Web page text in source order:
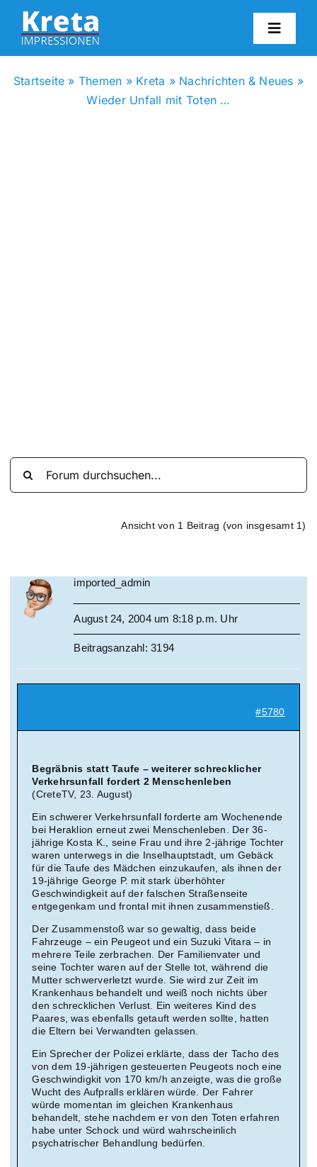
Zum
Inhalt
springen
Startseite » Themen » Kreta » Nachrichten & Neues »
Wieder Unfall mit Toten …
Ansicht von 1 Beitrag (von insgesamt 1)
imported_admin
August 24, 2004 um 8:18 p.m. Uhr
Beitragsanzahl: 3194
#5780
Begräbnis statt Taufe – weiterer schrecklicher
Verkehrsunfall fordert 2 Menschenleben
(CreteTV, 23. August)
Ein schwerer Verkehrsunfall forderte am Wochenende
bei Heraklion erneut zwei Menschenleben. Der 36-
jährige Kosta K., seine Frau und ihre 2-jährige Tochter
waren unterwegs in die Inselhauptstadt, um Gebäck
für die Taufe des Mädchen einzukaufen, als ihnen der
19-jährige George P. mit stark überhöhter
Geschwindigkeit auf der falschen Straßenseite
entgegenkam und frontal mit ihnen zusammenstieß.
Der Zusammenstoß war so gewaltig, dass beide
Fahrzeuge – ein Peugeot und ein Suzuki Vitara – in
mehrere Teile zerbrachen. Der Familienvater und
seine Tochter waren auf der Stelle tot, während die
Mutter schwerverletzt wurde. Sie wird zur Zeit im
Krankenhaus behandelt und weiß noch nichts über
den schrecklichen Verlust. Ein weiteres Kind des
Paares, was ebenfalls getauft werden sollte, hatten
die Eltern bei Verwandten gelassen.
Ein Sprecher der Polizei erklärte, dass der Tacho des
von dem 19-jährigen gesteuerten Peugeots noch eine
Geschwindigkit von 170 km/h anzeigte, was die große
Wucht des Aufpralls erklären würde. Der Fahrer
würde momentan im gleichen Krankenhaus
behandelt, stehe nachdem er von den Toten erfahren
habe unter Schock und würd wahrscheinlich
psychatrischer Behandlung bedürfen.